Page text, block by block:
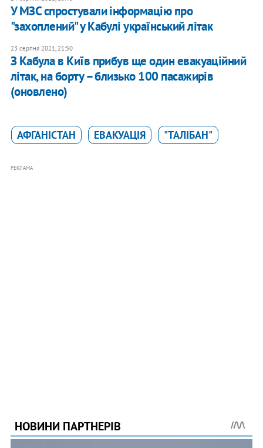
У МЗС спростували інформацію про
"захоплений" у Кабулі український літак
23 серпня 2021, 21:50
З Кабула в Київ прибув ще один евакуаційний
літак, на борту – близько 100 пасажирів
(оновлено)
АФГАНІСТАН ЕВАКУАЦІЯ "ТАЛІБАН"
РЕКЛАМА